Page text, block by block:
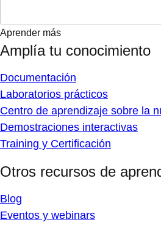
Aprender más
Amplía tu conocimiento
Documentación
Laboratorios prácticos
Centro de aprendizaje sobre la
Demostraciones interactivas
Training y Certificación
Otros recursos de
Blog
Eventos y webinars